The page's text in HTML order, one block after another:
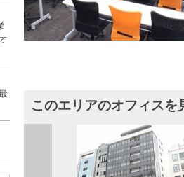
このエリアのオフィスを